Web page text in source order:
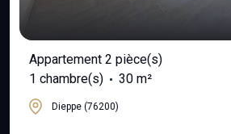
Appartement 2 pièce(s)
1 chambre(s)
30 m²
Dieppe (76200)